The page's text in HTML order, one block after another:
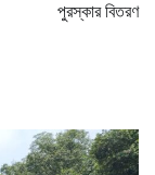
পুরস্কার বিতরণ